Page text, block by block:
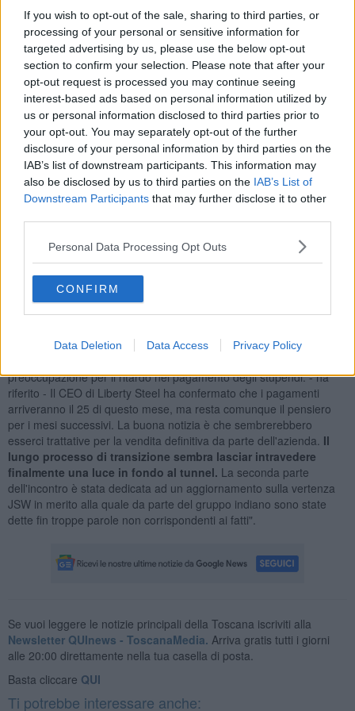
If you wish to opt-out of the sale, sharing to third parties, or
processing of your personal or sensitive information for
targeted advertising by us, please use the below opt-out
section to confirm your selection. Please note that after your
opt-out request is processed you may continue seeing
interest-based ads based on personal information utilized by
us or personal information disclosed to third parties prior to
your opt-out. You may separately opt-out of the further
disclosure of your personal information by third parties on the
IAB’s list of downstream participants. This information may
also be disclosed by us to third parties on the IAB’s List of
Downstream Participants that may further disclose it to other
Personal Data Processing Opt Outs
CONFIRM
Data Deletion Data Access Privacy Policy
Occorre che il governo, al contrario di quanto fatto finora, si
impegni con serietà per garantire un futuro al sito produttivo,
favorendo una cessione rapida e trasparente che consenta di
avviare un piano industriale solido e credibile.
È altrettanto
fondamentale definire finalmente una strategia nazionale per il
settore dell’acciaio, sollecitando, su Piombino, la chiusura
dell’accordo di programma con Jsw e sostenendo l’investimento di
Metinvest, un progetto decisivo per il nostro territorio. Il comparto
siderurgico rappresenta un asset strategico per l’industria italiana:
finora la destra ha fallito ogni tentativo di rilancio, ed è tempo che
Meloni e Urso facciano di più e meglio, nell’interesse dei lavoratori
e della comunità di Piombino”, ha concluso Simiani.
A ringraziare il Governo "per l'accelerazione sul caso Magona e in
generale per l'impegno dimostrato su Piombino" è stato invece
Manfredi Potenti,senatore toscano della
Commissione.
istituzionale presso il Mimit relativo alla situazione dei lavoratori
preoccupazione per il ritardo nel pagamento degli stupendi. - ha
riferito - Il CEO di Liberty Steel ha confermato che i pagamenti
arriveranno il 25 di questo mese, ma resta comunque il pensiero
per i mesi successivi. La buona notizia è che sembrerebbero
esserci trattative per la vendita definitiva da parte dell'azienda. Il
lungo processo di transizione sembra lasciar intravedere
finalmente una luce in fondo al tunnel. La seconda parte
dell'incontro è stata dedicata ad un aggiornamento sulla vertenza
JSW in merito alla quale da parte del gruppo indiano sono state
dette fin troppe parole non corrispondenti ai fatti".
Se vuoi leggere le notizie principali della Toscana iscriviti alla
Newsletter QUInews - ToscanaMedia. Arriva gratis tutti i giorni
alle 20:00 direttamente nella tua casella di posta.
Basta cliccare QUI
Ti potrebbe interessare anche: